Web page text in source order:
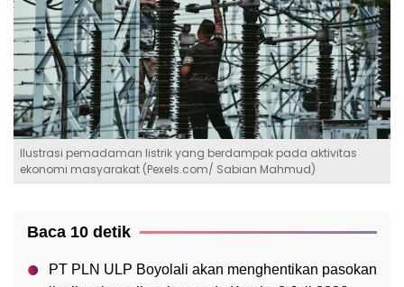
Ilustrasi pemadaman listrik yang berdampak pada aktivitas
ekonomi masyarakat (Pexels.com/ Sabian Mahmud)
Baca 10 detik
PT PLN ULP Boyolali akan menghentikan pasokan